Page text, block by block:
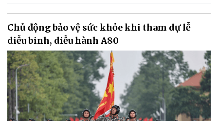
Chủ động bảo vệ sức khỏe khi tham dự lễ
diễu binh, diễu hành A80